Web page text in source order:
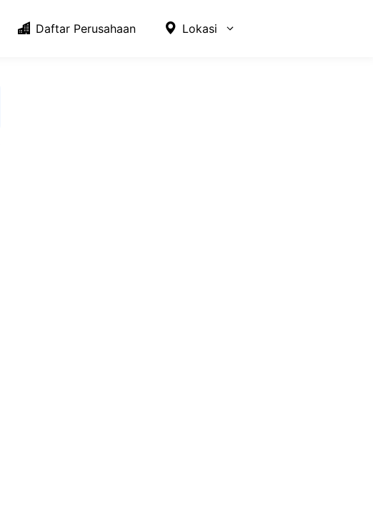
Daftar Perusahaan Lokasi